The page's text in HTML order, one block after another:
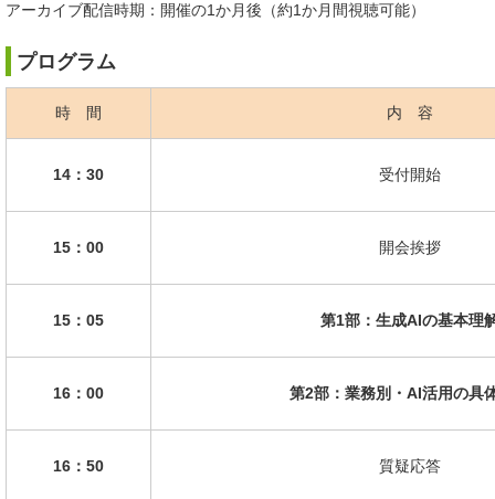
アーカイブ配信時期：開催の1か月後（約1か月間視聴可能）
プログラム
時 間 内 容
14 ：30 受付開始
15：00 開会挨拶
15：05 第1部：生成AIの基本理
16：00 第2部：業務別・AI活用の具
16：50 質疑応答